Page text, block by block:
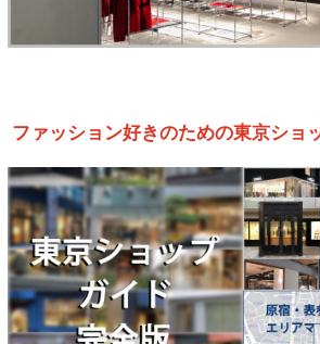
ファッション好きのための東京ショ